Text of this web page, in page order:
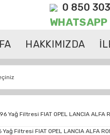
0 850
WHATSAPP
HAKKIMIZDA
Yağ Filtresi FIAT OPEL LANCIA ALFA